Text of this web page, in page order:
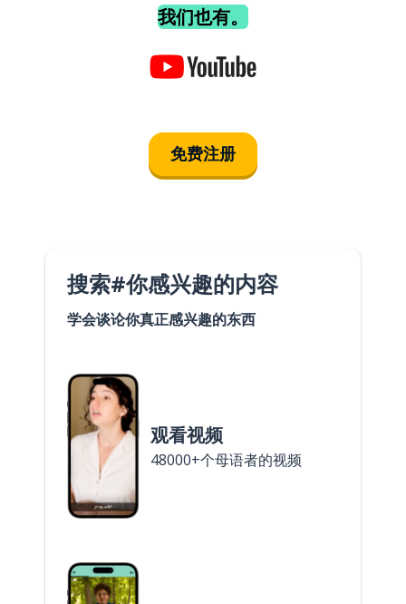
我们也有。
免费注册
搜索#你感兴趣的内容
学会谈论你真正感兴趣的东西
观看视频
48000+个母语者的视频